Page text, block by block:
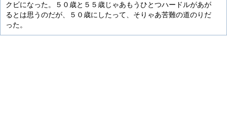
クビになった。５０歳と５５歳じゃあもうひとつハードルがあが
るとは思うのだが、５０歳にしたって、そりゃあ苦難の道のりだ
った。